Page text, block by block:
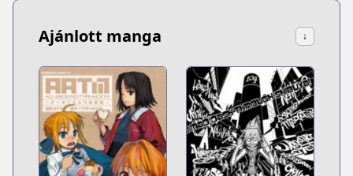
Ajánlott manga ↓